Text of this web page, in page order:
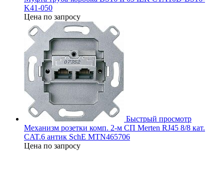
K41-050
Цена по запросу
Быстрый просмотр
Механизм розетки комп. 2-м СП Merten RJ45 8/8 кат.
CAT.6 антик SchE MTN465706
Цена по запросу